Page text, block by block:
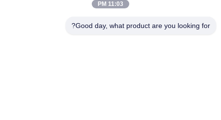
11:03 PM
Good day, what product are you looking for?